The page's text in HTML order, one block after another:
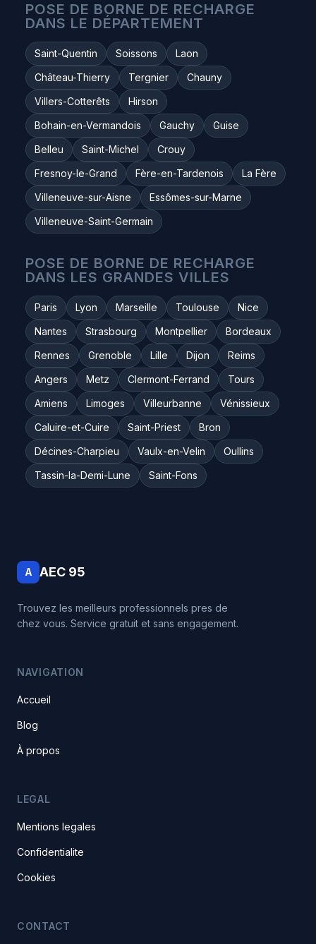
POSE DE BORNE DE RECHARGE
DANS LE DÉPARTEMENT
Saint-Quentin Soissons
Laon
Château-Thierry
Tergnier
Chauny
Villers-Cotterêts
Hirson
Bohain-en-Vermandois
Gauchy
Guise
Belleu
Saint-Michel
Crouy
Fresnoy-le-Grand
Fère-en-Tardenois
La Fère
Villeneuve-sur-Aisne
Essômes-sur-Marne
Villeneuve-Saint-Germain
POSE DE BORNE DE RECHARGE
DANS LES GRANDES VILLES
Paris Lyon Marseille Toulouse
Nice
Nantes
Strasbourg Montpellier
Bordeaux
Rennes
Grenoble Lille Dijon
Reims
Angers
Metz Clermont-Ferrand
Tours
Amiens
Limoges Villeurbanne
Vénissieux
Caluire-et-Cuire
Saint-Priest
Bron
Décines-Charpieu
Vaulx-en-Velin
Oullins
Tassin-la-Demi-Lune
Saint-Fons
A AEC 95
Trouvez les meilleurs professionnels pres de
chez vous. Service gratuit et sans engagement.
NAVIGATION
Accueil
Blog
À propos
LEGAL
Mentions legales
Confidentialite
Cookies
CONTACT